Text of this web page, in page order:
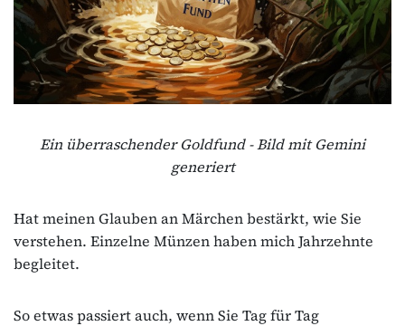
Ein überraschender Goldfund - Bild mit Gemini
generiert
Hat meinen Glauben an Märchen bestärkt, wie Sie
verstehen. Einzelne Münzen haben mich Jahrzehnte
begleitet.
So etwas passiert auch, wenn Sie Tag für Tag